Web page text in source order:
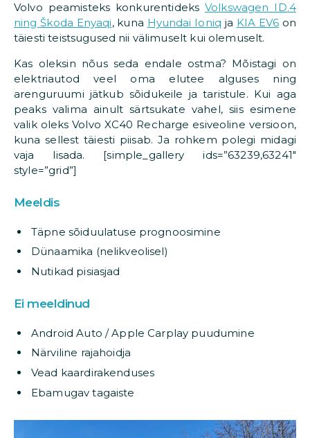
Volvo peamisteks konkurentideks Volkswagen ID.4
ning Škoda Enyaqi, kuna Hyundai Ioniq ja KIA EV6 on
täiesti teistsugused nii välimuselt kui olemuselt.
Kas oleksin nõus seda endale ostma? Mõistagi on
elektriautod veel oma elutee alguses ning
arenguruumi jätkub sõidukeile ja taristule. Kui aga
peaks valima ainult särtsukate vahel, siis esimene
valik oleks Volvo XC40 Recharge esiveoline versioon,
kuna sellest täiesti piisab. Ja rohkem polegi midagi
vaja lisada. [simple_gallery ids=”63239,63241″
style=”grid”]
Meeldis
Täpne sõiduulatuse prognoosimine
Dünaamika (nelikveolisel)
Nutikad pisiasjad
Ei meeldinud
Android Auto / Apple Carplay puudumine
Närviline rajahoidja
Vead kaardirakenduses
Ebamugav tagaiste